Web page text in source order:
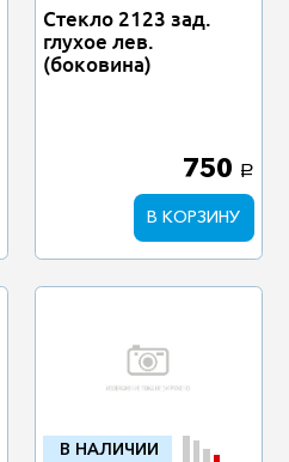
Стекло 2123 зад.
глухое лев.
(боковина)
750 a
В КОРЗИНУ
В НАЛИЧИИ